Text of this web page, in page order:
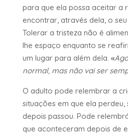
para que ela possa aceitar a
encontrar, através dela, o
Tolerar a tristeza não é
lhe espaço enquanto se
um lugar para além dela. «
normal, mas não vai ser
O adulto pode relembrar a
situações em que ela perdeu,
depois passou. Pode
que aconteceram depois de